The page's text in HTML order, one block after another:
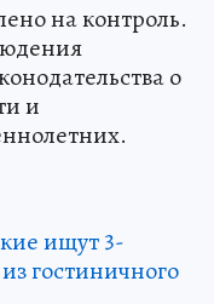
на контроль.
о
и
ищут 3-
гостиничного